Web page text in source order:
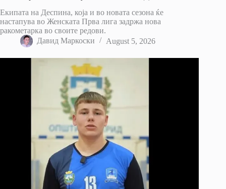
Екипата на Деспина, која и во новата сезона ќе
настапува во Женската Прва лига задржа нова
ракометарка во своите редови.
Давид Маркоски
August 5, 2026